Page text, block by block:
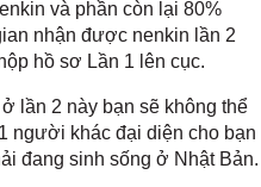
và phần còn lại 80%
nhận được nenkin lần 2
hồ sơ Lần 1 lên cục.
lần 2 này bạn sẽ không thể
người khác đại diện cho bạn
đang sinh sống ở Nhật Bản.